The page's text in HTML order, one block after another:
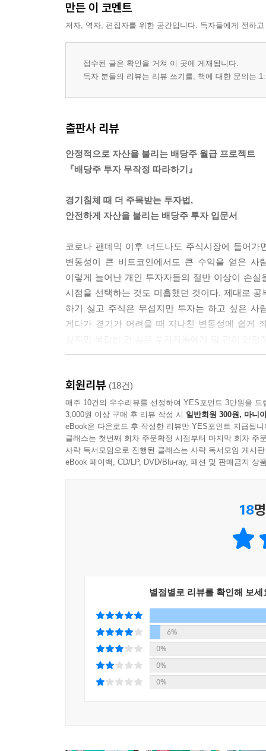
만든 이 코멘트
저자, 역자, 편집자를 위한 공간입니다. 독자들에게 전하
접수된 글은 확인을 거쳐 이 곳에 게재됩니다.
독자 분들의 리뷰는 리뷰 쓰기를, 책에 대한 문의는
출판사 리뷰
안정적으로 자산을 불리는 배당주 월급 프로젝트
『배당주 투자 무작정 따라하기』
경기침체 때 더 주목받는 투자법,
안전하게 자산을 불리는 배당주 투자 입문서
코로나 팬데믹 이후 너도나도 주식시장에 들어
변동성이 큰 비트코인에서도 큰 수익을 얻은 사
이렇게 늘어난 개인 투자자들의 절반 이상이 손
시점을 선택하는 것도 미흡했던 것이다. 제대로
하기 싫고 주식은 무섭지만 투자는 하고 싶은 사
게다가 경기가 어려울 때 지나친 변동성에 쉽게
배당주의 기본상식부터 실전 투자&수익률을 높이
이 책의 저자는 현재 26만 명이 넘는 구독자를
저자는 주식시장의 활황 속에서도 안정적으로
사람들에게 배당주 투자를 시작하기에 앞서 꼭
아이디어 등을 알려준다. 삼성전자를 사야 하는
지급하는 곳이 많기에 종목을 잘만 섞으면 매달
선택 방법, 투자수익률 높이는 방법, 미국 리츠
안정적인 수익을 얻을 수 있을 것이다.
나에게 맞는 배당주 투자 방법을 찾고
장기투자와 가치투자가 가능한 고배당주 포트폴리
회원리뷰 (18건)
매주 10건의 우수리뷰를 선정하여 YES포인트 3만원을 드
3,000원 이상 구매 후 리뷰 작성 시 일반회원 300원, 마니
eBook은 다운로드 후 작성한 리뷰만 YES포인트 지급됩니
클래스는 첫번째 회차 주문확정 시점부터 마지막 회차 주
사락 독서모임으로 진행된 클래스는 사락 독서모임 게시
eBook 페이백, CD/LP, DVD/Blu-ray, 패션 및 판매금지 상
18
별점별로 리뷰를 확인해 보세
6%
0%
0%
0%